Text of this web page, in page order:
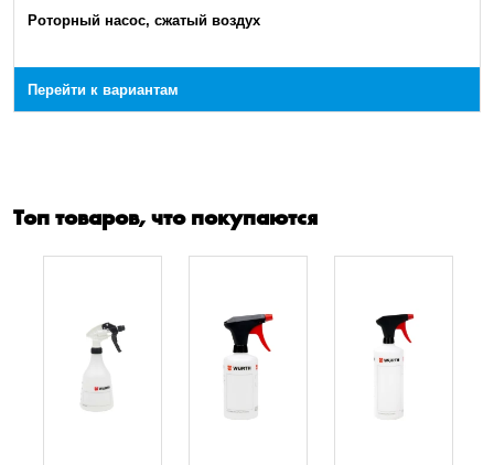
Роторный насос, сжатый воздух
Перейти к вариантам
Топ товаров, что покупаются